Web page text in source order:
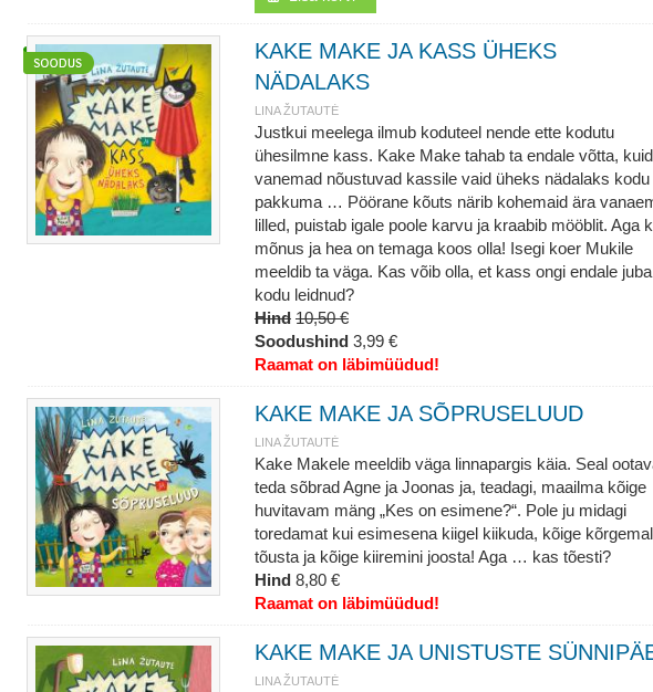
KAKE MAKE JA KASS ÜHEKS
NÄDALAKS
LINA ŽUTAUTĖ
Justkui meelega ilmub koduteel nende ette kodutu
ühesilmne kass. Kake Make tahab ta endale võtta, kuid
vanemad nõustuvad kassile vaid üheks nädalaks kodu
pakkuma … Pöörane kõuts närib kohemaid ära
lilled, puistab igale poole karvu ja kraabib mööblit. Aga
mõnus ja hea on temaga koos olla! Isegi koer Mukile
meeldib ta väga. Kas võib olla, et kass ongi endale juba
kodu leidnud?
Hind 10,50 €
Soodushind 3,99 €
Raamat on läbimüüdud!
KAKE MAKE JA SÕPRUSELUUD
LINA ŽUTAUTĖ
Kake Makele meeldib väga linnapargis käia. Seal
teda sõbrad Agne ja Joonas ja, teadagi, maailma kõige
huvitavam mäng „Kes on esimene?“. Pole ju midagi
toredamat kui esimesena kiigel kiikuda, kõige
tõusta ja kõige kiiremini joosta! Aga … kas tõesti?
Hind 8,80 €
Raamat on läbimüüdud!
KAKE MAKE JA UNISTUSTE
LINA ŽUTAUTĖ